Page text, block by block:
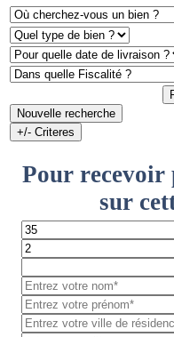
Nouvelle recherche
+/- Criteres
Pour
sur